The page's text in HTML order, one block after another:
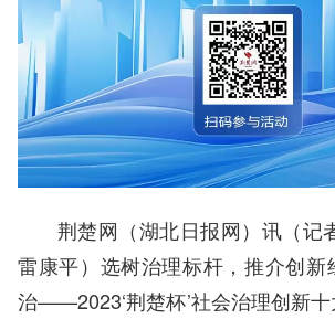
荆楚网（湖北日报网）讯（记
雷康平）选树治理标杆，推介创新
治——2023‘荆楚杯’社会治理创新十